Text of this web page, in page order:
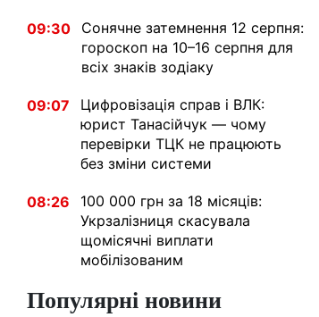
09:30
Сонячне затемнення 12 серпня:
гороскоп на 10–16 серпня для
всіх знаків зодіаку
09:07
Цифровізація справ і ВЛК:
юрист Танасійчук — чому
перевірки ТЦК не працюють
без зміни системи
08:26
100 000 грн за 18 місяців:
Укрзалізниця скасувала
щомісячні виплати
мобілізованим
Популярні новини